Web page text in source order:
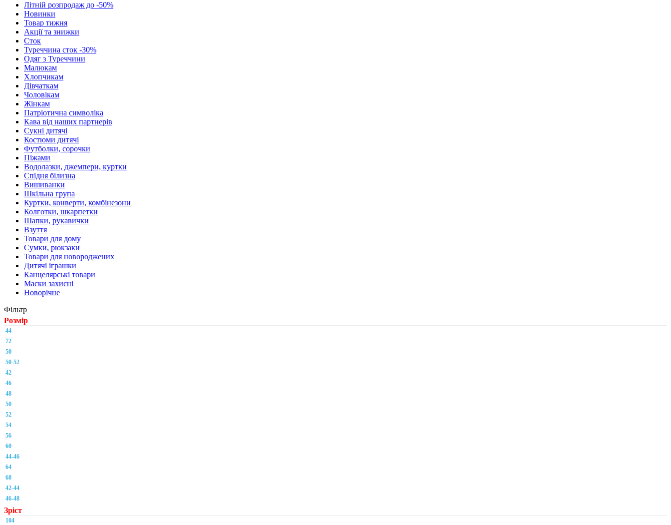
Літній розпродаж до -50%
Новинки
Товар тижня
Акції та знижки
Сток
Туреччина сток -30%
Одяг з Туреччини
Малюкам
Хлопчикам
Дівчаткам
Чоловікам
Жінкам
Патріотична символіка
Кава від наших партнерів
Сукні дитячі
Костюми дитячі
Футболки, сорочки
Піжами
Водолазки, джемпери, куртки
Спідня білизна
Вишиванки
Шкільна група
Куртки, конверти, комбінезони
Колготки, шкарпетки
Шапки, рукавички
Взуття
Товари для дому
Сумки, рюкзаки
Товари для новороджених
Дитячі іграшки
Канцелярські товари
Маски захисні
Новорічне
Фільтр
Розмір
44
72
50
50-52
42
46
48
50
52
54
56
60
44-46
64
68
42-44
46-48
Зріст
104